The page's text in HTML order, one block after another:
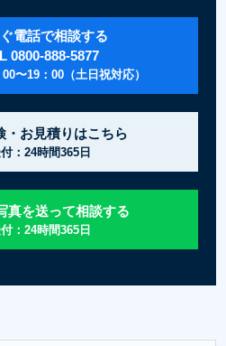
電話で相談する
0800-888-5877
〜19：00（土日祝対応）
・お見積りはこちら
：24時間365日
真を送って相談する
：24時間365日